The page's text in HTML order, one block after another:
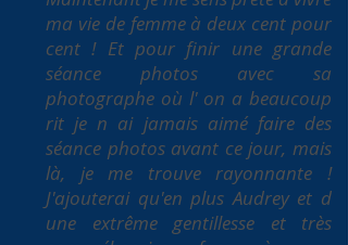
ma vie de femme à deux cent pour
cent ! Et pour finir une grande
séance photos avec sa
photographe où l' on a beaucoup
rit je n ai jamais aimé faire des
séance photos avant ce jour, mais
là, je me trouve rayonnante !
J'ajouterai qu'en plus Audrey et d
une extrême gentillesse et très